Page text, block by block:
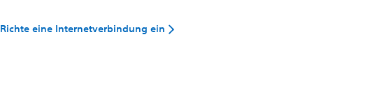
Richte eine Internetverbindung ein